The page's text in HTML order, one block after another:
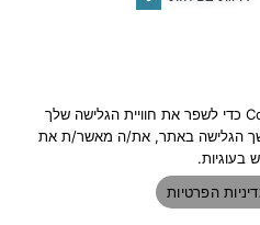
אנחנו משתמשים בקבצי Cookies כדי לשפר את חוויית הגלישה שלך
הגלישה באתר, את/ה מאשר/ת את
בעוגיות.
הפרטיות